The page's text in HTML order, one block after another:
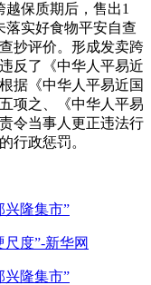
保质期后，售出1
落实好食物平安自查
抄评价。形成发卖跨
反了《中华人平易近
据《中华人平易近国
项之、《中华人平易
令当事人更正违法行
行政惩罚。
兴隆集市”
度”-新华网
兴隆集市”